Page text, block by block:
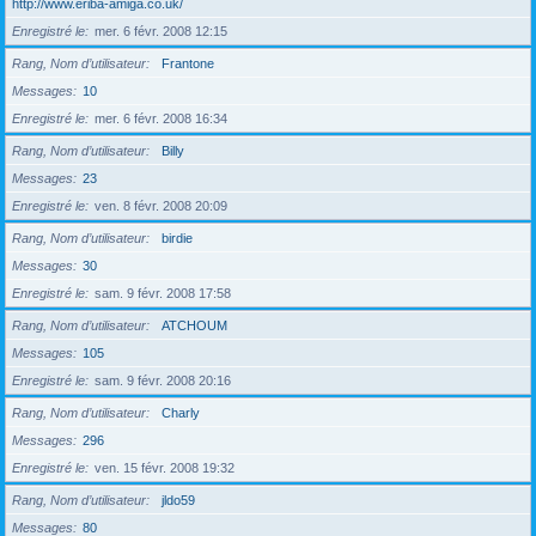
http://www.eriba-amiga.co.uk/
Enregistré le
mer. 6 févr. 2008 12:15
Rang, Nom d’utilisateur
Frantone
Messages
10
Enregistré le
mer. 6 févr. 2008 16:34
Rang, Nom d’utilisateur
Billy
Messages
23
Enregistré le
ven. 8 févr. 2008 20:09
Rang, Nom d’utilisateur
birdie
Messages
30
Enregistré le
sam. 9 févr. 2008 17:58
Rang, Nom d’utilisateur
ATCHOUM
Messages
105
Enregistré le
sam. 9 févr. 2008 20:16
Rang, Nom d’utilisateur
Charly
Messages
296
Enregistré le
ven. 15 févr. 2008 19:32
Rang, Nom d’utilisateur
jldo59
Messages
80